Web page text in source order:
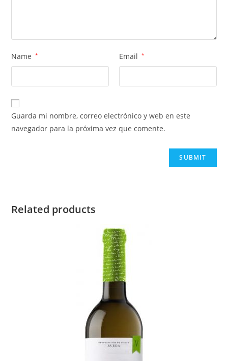
Name * Email *
Guarda mi nombre, correo electrónico y web en este
navegador para la próxima vez que comente.
Related products